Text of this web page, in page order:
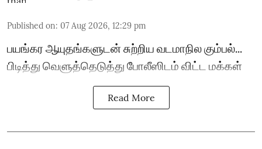
Published on: 07 Aug 2026, 12:29 pm
பயங்கர ஆயுதங்களுடன் சுற்றிய வடமாநில கும்பல்...
பிடித்து வெளுத்தெடுத்து போலீஸிடம் விட்ட மக்கள்
Read More